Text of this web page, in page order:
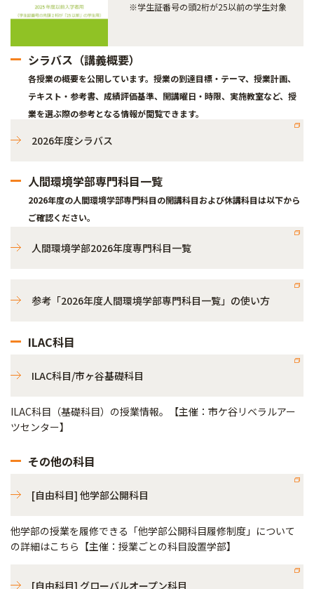
※学生証番号の頭2桁が25以前の学生対象
シラバス（講義概要）
各授業の概要を公開しています。授業の到達目標・テーマ、授業計画、
テキスト・参考書、成績評価基準、開講曜日・時限、実施教室など、授
業を選ぶ際の参考となる情報が閲覧できます。
2026年度シラバス
人間環境学部専門科目一覧
2026年度の人間環境学部専門科目の開講科目および休講科目は以下から
ご確認ください。
人間環境学部2026年度専門科目一覧
参考「2026年度人間環境学部専門科目一覧」の使い方
ILAC科目
ILAC科目/市ヶ谷基礎科目
ILAC科目（基礎科目）の授業情報。【主催：市ケ谷リベラルアー
ツセンター】
その他の科目
[自由科目] 他学部公開科目
他学部の授業を履修できる「他学部公開科目履修制度」について
の詳細はこちら【主催：授業ごとの科目設置学部】
[自由科目] グローバルオープン科目